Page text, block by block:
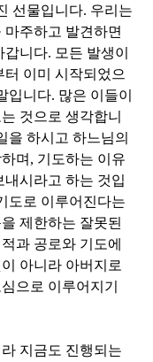
선물입니다. 우리는
주하고 발견하면
갑니다. 모든 발생이
이미 시작되었으
입니다. 많은 이들이
것으로 생각합니
을 하시고 하느님의
며 , 기도하는 이유
시라고 하는 것입
도로 이루어진다는
제한하는 잘못된
과 공로와 기도에
아니라 아버지로
으로 이루어지기
지금도 진행되는